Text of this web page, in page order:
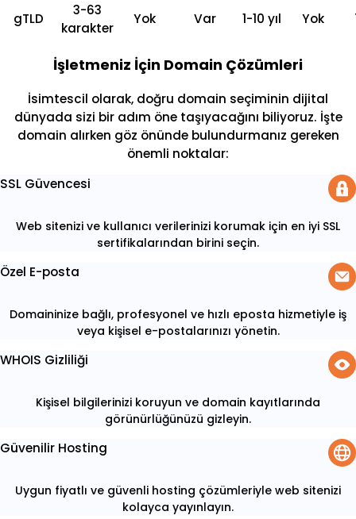
gTLD
3-63
karakter
Yok Var 1-10 yıl Yok
İşletmeniz İçin Domain Çözümleri
İsimtescil olarak, doğru domain seçiminin dijital
dünyada sizi bir adım öne taşıyacağını biliyoruz. İşte
domain alırken göz önünde bulundurmanız gereken
önemli noktalar:
SSL Güvencesi
Web sitenizi ve kullanıcı verilerinizi korumak için en iyi SSL
sertifikalarından birini seçin.
Özel E-posta
Domaininize bağlı, profesyonel ve hızlı eposta hizmetiyle iş
veya kişisel e-postalarınızı yönetin.
WHOIS Gizliliği
Kişisel bilgilerinizi koruyun ve domain kayıtlarında
görünürlüğünüzü gizleyin.
Güvenilir Hosting
Uygun fiyatlı ve güvenli hosting çözümleriyle web sitenizi
kolayca yayınlayın.